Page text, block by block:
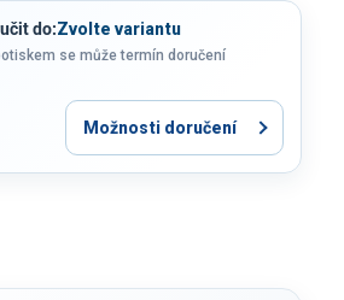
do:Zvolte variantu
se může termín doručení
Možnosti doručení